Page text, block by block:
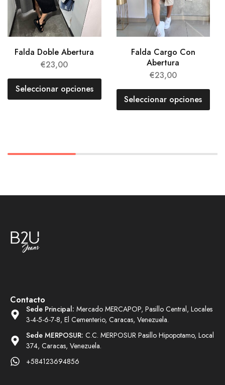
Falda Doble Abertura
€23,00
Seleccionar opciones
Falda Cargo Con
Abertura
€23,00
Seleccionar opciones
Contacto
Sede Principal: Mercado MERCAPOP, Pasillo Central, Locales
3-4-5-6-7-8, El Cementerio, Caracas, Venezuela.
Sede MERPOSUR: C.C. MERPOSUR Pasillo Hipopotamo, Local
374, Caracas, Venezuela.
+584123694856